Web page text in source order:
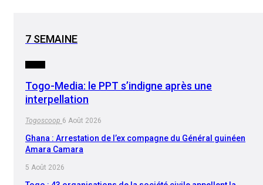
7 SEMAINE
Togo-Media: le PPT s’indigne après une
interpellation
Togoscoop 6 Août 2026
Ghana : Arrestation de l’ex compagne du Général guinéen
Amara Camara
5 Août 2026